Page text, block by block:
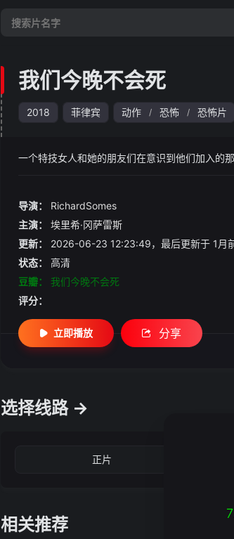
我们今晚不会死
2018 菲律宾 动作 / 恐怖 / 恐怖片
一个特技女人和她的朋友们在意识到他们加入的
导演：
RichardSomes
主演：
埃里希·冈萨雷斯
更新：
2026-06-23 12:23:49，最后更新于 1月
状态：
高清
豆瓣：
我们今晚不会死
评分：
立即播放 分享
选择线路 →
正片
相关推荐